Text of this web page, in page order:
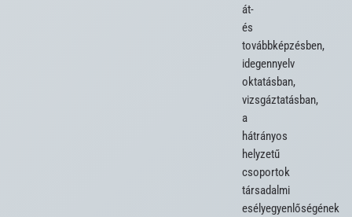
át-
és
továbbképzésben,
idegennyelv
oktatásban,
vizsgáztatásban,
a
hátrányos
helyzetű
csoportok
társadalmi
esélyegyenlőségének